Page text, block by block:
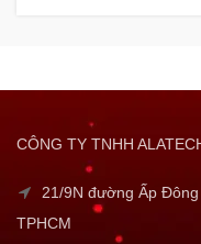
CÔNG TY TNHH
21/9N đường Ấp
TPHCM